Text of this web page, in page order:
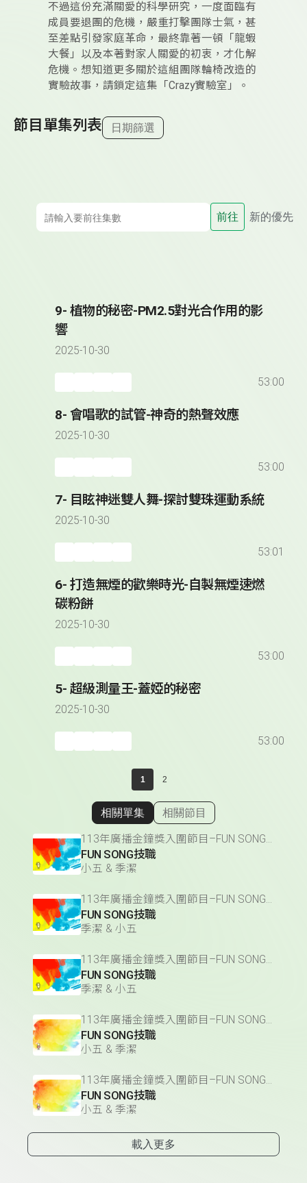
不過這份充滿關愛的科學研究，一度面臨有
成員要退團的危機，嚴重打擊團隊士氣，甚
至差點引發家庭革命，最終靠著一頓「龍蝦
大餐」以及本著對家人關愛的初衷，才化解
危機。想知道更多關於這組團隊輪椅改造的
實驗故事，請鎖定這集「Crazy實驗室」。
節目單集列表 日期篩選
前往 新的優先
9- 植物的秘密-PM2.5對光合作用的影
響
2025-10-30
53:00
8- 會唱歌的試管-神奇的熱聲效應
2025-10-30
53:00
7- 目眩神迷雙人舞-探討雙珠運動系統
2025-10-30
53:01
6- 打造無煙的歡樂時光-自製無煙速燃
碳粉餅
2025-10-30
53:00
5- 超級測量王-蓋婭的秘密
2025-10-30
53:00
1 2
顯示相關單集
相關單集 相關節目
113年廣播金鐘獎入圍節目–FUN SONG技職(少年節目&主持人獎)
FUN SONG技職
小五 & 季潔
113年廣播金鐘獎入圍節目–FUN SONG技職(少年節目&主持人獎)
FUN SONG技職
季潔 & 小五
113年廣播金鐘獎入圍節目–FUN SONG技職(少年節目&主持人獎)
FUN SONG技職
季潔 & 小五
113年廣播金鐘獎入圍節目–FUN SONG技職(少年節目&主持人獎)
FUN SONG技職
小五 & 季潔
113年廣播金鐘獎入圍節目–FUN SONG技職(少年節目&主持人獎)
FUN SONG技職
小五 & 季潔
載入更多